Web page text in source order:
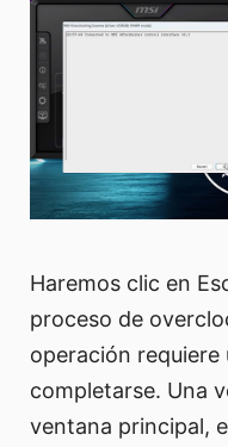
Haremos clic en
proceso de
operación
completarse. Una
ventana principal,